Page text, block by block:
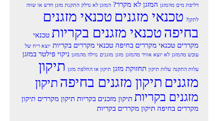
דליפת מים מהמזגן המזגן לא מקרר? המזגן לא נדלק התקנת מזגן חדש או שווה
לתקן? טכנאי מזגנים טכנאי מזגנים
בחיפה טכנאי מזגנים בקריות טכנאי
מקררים טכנאי מקררים בחיפה טכנאי מקררים בקריות יוצא ריח של
עובש מהמזגן לא יוצא אוויר מהמזגן מזגן מזגנים נזילה מהמזגן ניקוי פילטר במזגן
עלות התקנה עלות תיקון תחזוקת מזגן תיקון או החלפת מזגן תיקון
מזגנים תיקון מזגנים בחיפה תיקון
מזגנים בקריות תיקון מזכנים בקריות תיקון מקררים תיקון
מקררים בחיפה תיקון מקררים בקריות